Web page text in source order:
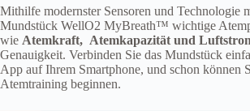
Mithilfe modernster Sensoren und Technologie
Mundstück WellO2 MyBreath™ wichtige
wie Atemkraft, Atemkapazität und
Genauigkeit. Verbinden Sie das Mundstück
App auf Ihrem Smartphone, und schon können
Atemtraining beginnen.